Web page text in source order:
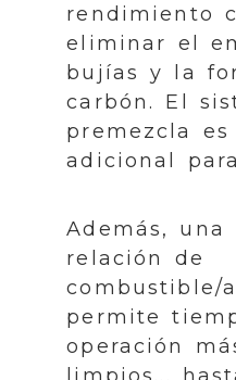
rendimiento
eliminar el
bujías y la
carbón. El
premezcla
adicional
Además, una
relación de
combustible/
permite
operación
limpios...